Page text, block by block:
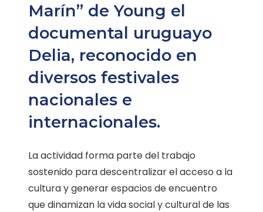
Marín” de Young el
documental uruguayo
Delia, reconocido en
diversos festivales
nacionales e
internacionales.
La actividad forma parte del trabajo
sostenido para descentralizar el acceso a la
cultura y generar espacios de encuentro
que dinamizan la vida social y cultural de las